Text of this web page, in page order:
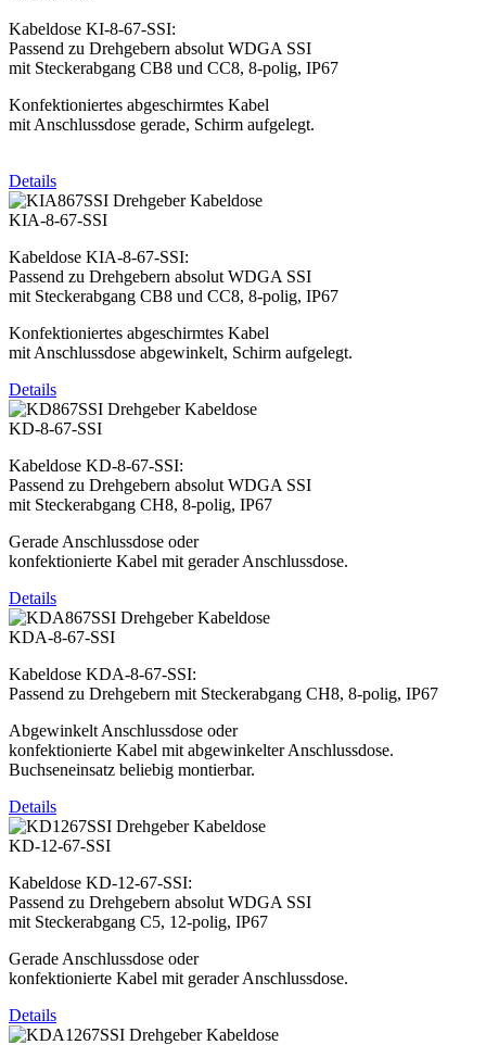
Kabeldose KI-8-67-SSI:
Passend zu Drehgebern absolut WDGA SSI
mit Steckerabgang CB8 und CC8, 8-polig, IP67
Konfektioniertes abgeschirmtes Kabel
mit Anschlussdose gerade, Schirm aufgelegt.
Details
KIA-8-67-SSI
Kabeldose KIA-8-67-SSI:
Passend zu Drehgebern absolut WDGA SSI
mit Steckerabgang CB8 und CC8, 8-polig, IP67
Konfektioniertes abgeschirmtes Kabel
mit Anschlussdose abgewinkelt, Schirm aufgelegt.
Details
KD-8-67-SSI
Kabeldose KD-8-67-SSI:
Passend zu Drehgebern absolut WDGA SSI
mit Steckerabgang CH8, 8-polig, IP67
Gerade Anschlussdose oder
konfektionierte Kabel mit gerader Anschlussdose.
Details
KDA-8-67-SSI
Kabeldose KDA-8-67-SSI:
Passend zu Drehgebern mit Steckerabgang CH8, 8-polig, IP67
Abgewinkelt Anschlussdose oder
konfektionierte Kabel mit abgewinkelter Anschlussdose.
Buchseneinsatz beliebig montierbar.
Details
KD-12-67-SSI
Kabeldose KD-12-67-SSI:
Passend zu Drehgebern absolut WDGA SSI
mit Steckerabgang C5, 12-polig, IP67
Gerade Anschlussdose oder
konfektionierte Kabel mit gerader Anschlussdose.
Details